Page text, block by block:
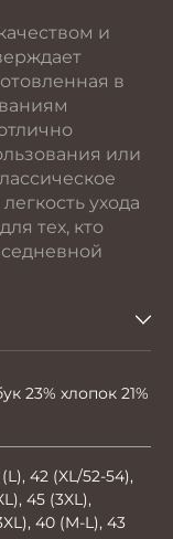
и
в
или
ухода
тех, кто
23% хлопок 21%
42 (XL/52-54),
45 (3XL),
40 (M-L), 43